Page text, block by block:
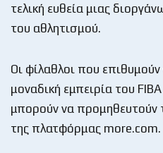
τελική ευθεία μιας
του αθλητισμού.
Οι φίλαθλοι που
μοναδική εμπειρία του
μπορούν να προμηθευτούν
της πλατφόρμας more.com.